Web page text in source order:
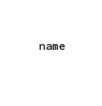
name